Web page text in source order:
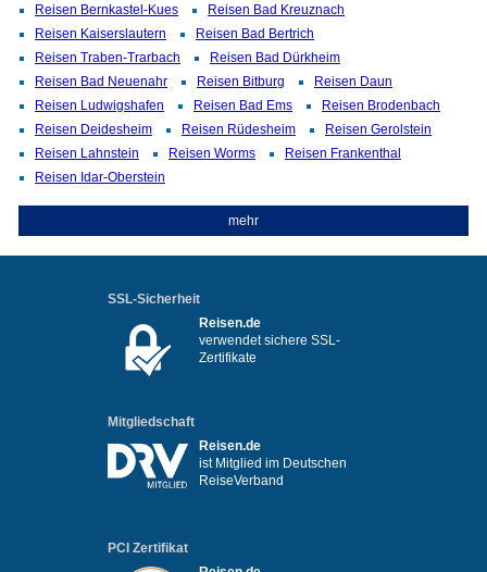
Reisen Bernkastel-Kues
Reisen Bad Kreuznach
Reisen Kaiserslautern
Reisen Bad Bertrich
Reisen Traben-Trarbach
Reisen Bad Dürkheim
Reisen Bad Neuenahr
Reisen Bitburg
Reisen Daun
Reisen Ludwigshafen
Reisen Bad Ems
Reisen Brodenbach
Reisen Deidesheim
Reisen Rüdesheim
Reisen Gerolstein
Reisen Lahnstein
Reisen Worms
Reisen Frankenthal
Reisen Idar-Oberstein
mehr
SSL-Sicherheit
Reisen.de
verwendet sichere SSL-
Zertifikate
Mitgliedschaft
Reisen.de
ist Mitglied im Deutschen
ReiseVerband
PCI Zertifikat